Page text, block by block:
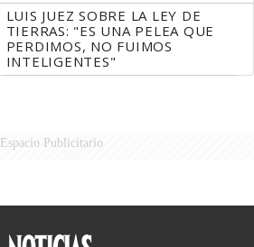
LUIS JUEZ SOBRE LA LEY DE
TIERRAS: "ES UNA PELEA QUE
PERDIMOS, NO FUIMOS
INTELIGENTES"
Espacio Publicitario